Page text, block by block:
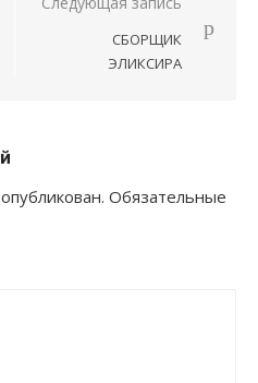
СБОРЩИК
ЭЛИКСИРА
Обязательные